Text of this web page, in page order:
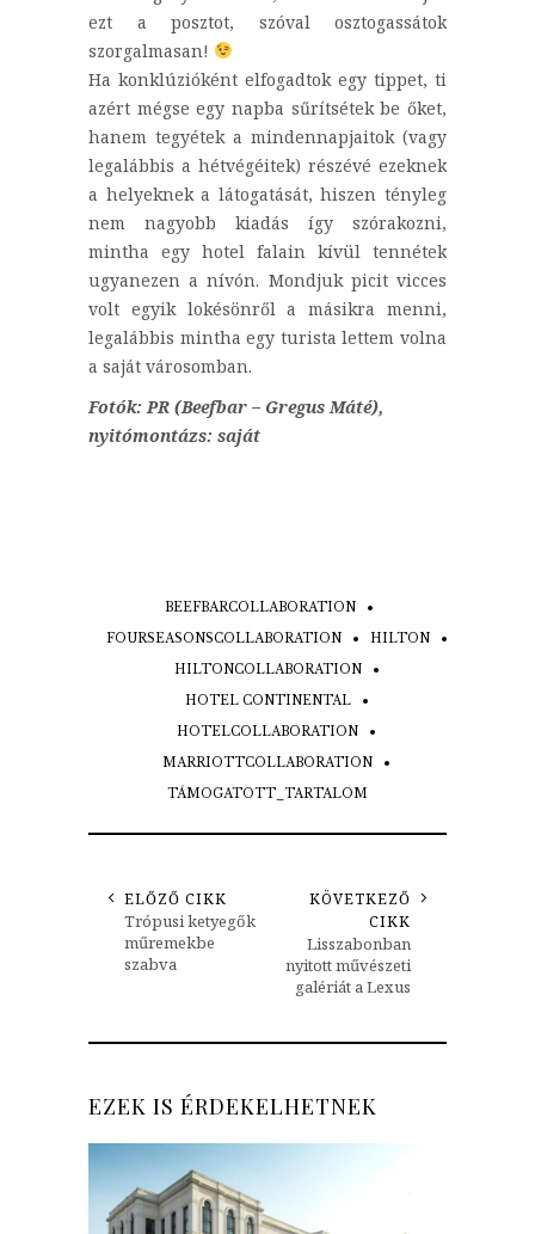
ezt a posztot, szóval osztogassátok
szorgalmasan!
Ha konklúzióként elfogadtok egy tippet, ti
azért mégse egy napba sűrítsétek be őket,
hanem tegyétek a mindennapjaitok (vagy
legalábbis a hétvégéitek) részévé ezeknek
a helyeknek a látogatását, hiszen tényleg
nem nagyobb kiadás így szórakozni,
mintha egy hotel falain kívül tennétek
ugyanezen a nívón. Mondjuk picit vicces
volt egyik lokésönről a másikra menni,
legalábbis mintha egy turista lettem volna
a saját városomban.
Fotók: PR (Beefbar – Gregus Máté),
nyitómontázs: saját
BEEFBARCOLLABORATION
FOURSEASONSCOLLABORATION
HILTON
HILTONCOLLABORATION
HOTEL CONTINENTAL
HOTELCOLLABORATION
MARRIOTTCOLLABORATION
TÁMOGATOTT_TARTALOM
ELŐZŐ CIKK
Trópusi ketyegők
műremekbe
szabva
KÖVETKEZŐ
CIKK
Lisszabonban
nyitott művészeti
galériát a Lexus
EZEK IS ÉRDEKELHETNEK